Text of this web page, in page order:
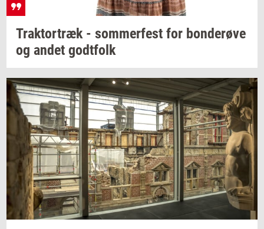
Trak­tor­træk- som­mer­fest for bon­de­rø­ve
og andet godt­folk